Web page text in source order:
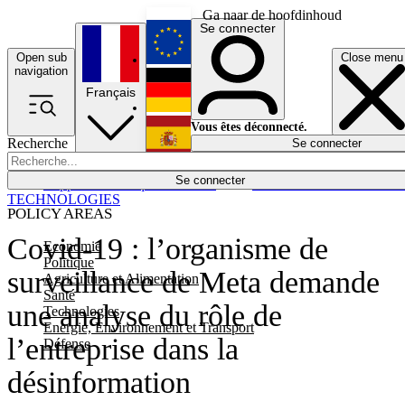
Ga naar de hoofdinhoud
Open sub
navigation
Close menu
Recherche
Se connecter
POLICY AREAS
Economie
Politique
Agriculture et Alimentation
Santé
Technologies
Energie, Environnement et Transport
Défense
Économie
Français
English
Deutsch
Español
Se connecter
Vous êtes déconnecté.
Se connecter
Covid-19 : l’organisme de
surveillance de Meta demande
une analyse du rôle de
l’entreprise dans la
désinformation
TECHNOLOGIES